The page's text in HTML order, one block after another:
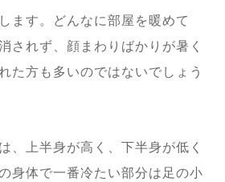
ます。どんなに部屋を暖めて
されず、顔まわりばかりが暑く
た方も多いのではないでしょう
、上半身が高く、下半身が低く
身体で一番冷たい部分は足の小